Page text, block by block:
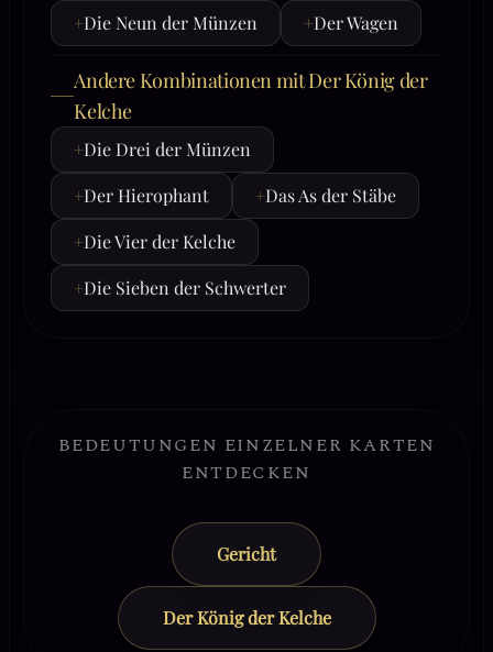
+Die Neun der Münzen +Der Wagen
Andere Kombinationen mit Der König der
Kelche
+Die Drei der Münzen
+Der Hierophant +Das As der Stäbe
+Die Vier der Kelche
+Die Sieben der Schwerter
BEDEUTUNGEN EINZELNER KARTEN
ENTDECKEN
Gericht
Der König der Kelche